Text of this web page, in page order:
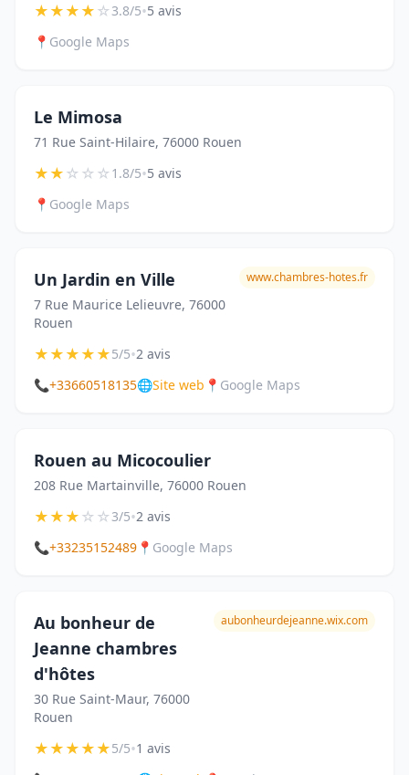
★★★★☆3.8/5•5 avis
📍 Google Maps
Le Mimosa
71 Rue Saint-Hilaire, 76000 Rouen
★★☆☆☆1.8/5•5 avis
📍 Google Maps
Un Jardin en Ville
7 Rue Maurice Lelieuvre, 76000
Rouen
www.chambres-hotes.fr
★★★★★5/5•2 avis
📞+33660518135🌐Site web 📍 Google Maps
Rouen au Micocoulier
208 Rue Martainville, 76000 Rouen
★★★☆☆3/5•2 avis
📞+33235152489 📍 Google Maps
Au bonheur de
Jeanne chambres
d'hôtes
30 Rue Saint-Maur, 76000
Rouen
aubonheurdejeanne.wix.com
★★★★★5/5•1 avis